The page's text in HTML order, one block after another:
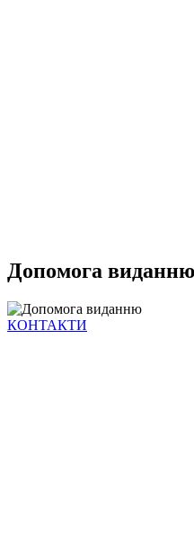
Допомога виданню
КОНТАКТИ